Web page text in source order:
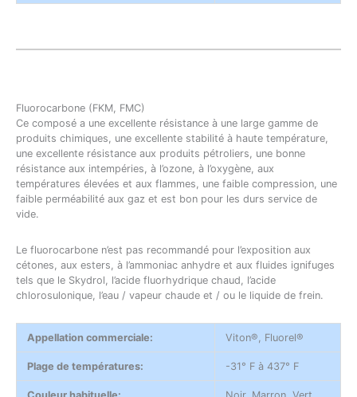
Fluorocarbone (FKM, FMC)
Ce composé a une excellente résistance à une large gamme de
produits chimiques, une excellente stabilité à haute température,
une excellente résistance aux produits pétroliers, une bonne
résistance aux intempéries, à l’ozone, à l’oxygène, aux
températures élevées et aux flammes, une faible compression, une
faible perméabilité aux gaz et est bon pour les durs service de
vide.
Le fluorocarbone n’est pas recommandé pour l’exposition aux
cétones, aux esters, à l’ammoniac anhydre et aux fluides ignifuges
tels que le Skydrol, l’acide fluorhydrique chaud, l’acide
chlorosulonique, l’eau / vapeur chaude et / ou le liquide de frein.
Appellation commerciale: Viton®, Fluorel®
Plage de températures: -31° F à 437° F